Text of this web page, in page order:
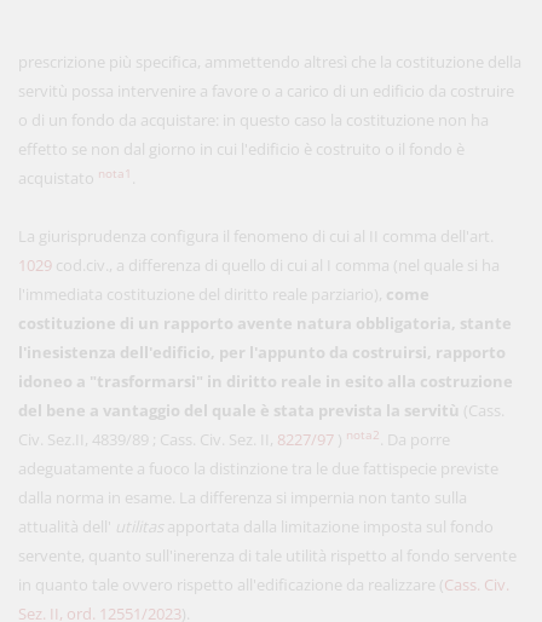
prescrizione più specifica, ammettendo altresì che la costituzione della
servitù possa intervenire a favore o a carico di un edificio da costruire
o di un fondo da acquistare: in questo caso la costituzione non ha
effetto se non dal giorno in cui l'edificio è costruito o il fondo è
acquistato nota1
La giurisprudenza configura il fenomeno di cui al II comma dell'art.
1029 cod.civ., a differenza di quello di cui al I comma (nel quale si ha
l'immediata costituzione del diritto reale parziario), come
costituzione di un rapporto avente natura obbligatoria, stante
l'inesistenza dell'edificio, per l'appunto da costruirsi, rapporto
idoneo a "trasformarsi" in diritto reale in esito alla costruzione
del bene a vantaggio del quale è stata prevista la servitù (Cass.
Civ. Sez.II, 4839/89 ; Cass. Civ. Sez. II, 8227/97 ) nota2
. Da porre
adeguatamente a fuoco la distinzione tra le due fattispecie previste
dalla norma in esame. La differenza si impernia non tanto sulla
attualità dell' utilitas apportata dalla limitazione imposta sul fondo
servente, quanto sull'inerenza di tale utilità rispetto al fondo servente
in quanto tale ovvero rispetto all'edificazione da realizzare (Cass. Civ.
Sez. II, ord. 12551/2023).